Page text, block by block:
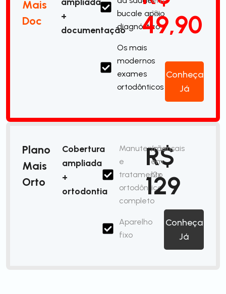
Mais
Doc
+
documentação
bucale apoio
diagnóstico
Os mais
modernos
exames
ortodônticos
49,90
12x
Conheça
Já
Plano
Mais
Orto
Cobertura
ampliada
+
ortodontia
Manutenção
e
tratamento
ortodôntico
completo
Aparelho
fixo
R$
129
/mensais
em
12x
Conheça
Já